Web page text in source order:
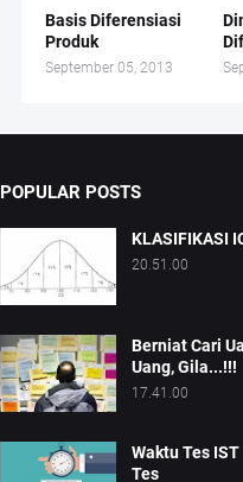
Basis Diferensiasi
Produk
September 05, 2013
POPULAR POSTS
KLASIFIKASI
20.51.00
Berniat Cari
Uang, Gila...!!!
17.41.00
Waktu Tes
Tes